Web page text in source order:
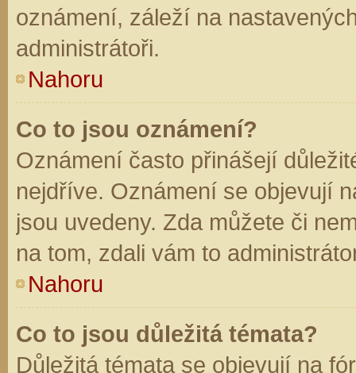
oznámení, záleží na
administrátoři.
Nahoru
Co to jsou oznámení?
Oznámení často přinášejí
nejdříve. Oznámení se objevují
jsou uvedeny. Zda můžete či
na tom, zdali vám to
Nahoru
Co to jsou důležitá témata?
Důležitá témata se objevují na